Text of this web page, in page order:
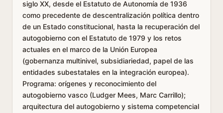
siglo XX, desde el Estatuto de Autonomía de 1936
como precedente de descentralización política dentro
de un Estado constitucional, hasta la recuperación del
autogobierno con el Estatuto de 1979 y los retos
actuales en el marco de la Unión Europea
(gobernanza multinivel, subsidiariedad, papel de las
entidades subestatales en la integración europea).
Programa: orígenes y reconocimiento del
autogobierno vasco (Ludger Mees, Marc Carrillo);
arquitectura del autogobierno y sistema competencial